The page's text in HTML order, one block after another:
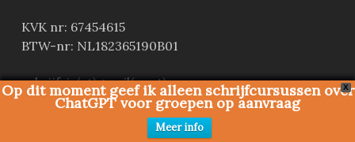
KVK nr: 67454615
BTW-nr: NL182365190B01
schrijfvis(at)gmail(punt)com
Deze website wordt gehost door Xel Media
X
Op dit moment geef ik alleen schrijfcursussen over
ChatGPT voor groepen op aanvraag
Meer info